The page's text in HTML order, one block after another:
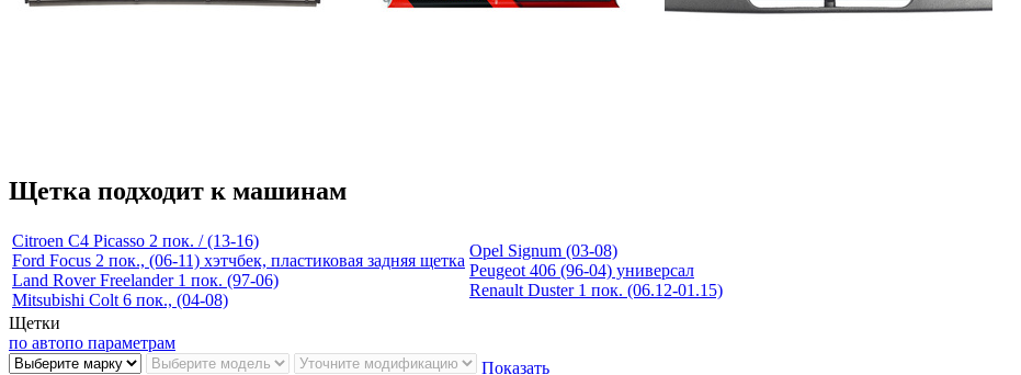
Щетка подходит к машинам
Citroen C4 Picasso 2 пок. / (13-16)
Ford Focus 2 пок., (06-11) хэтчбек, пластиковая задняя щетка
Land Rover Freelander 1 пок. (97-06)
Mitsubishi Colt 6 пок., (04-08)
Opel Signum (03-08)
Peugeot 406 (96-04) универсал
Renault Duster 1 пок. (06.12-01.15)
Щетки
по автопо параметрам
Показать